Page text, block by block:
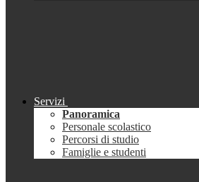
Servizi
Panoramica
Personale scolastico
Percorsi di studio
Famiglie e studenti